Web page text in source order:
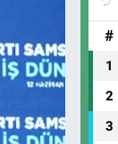
#
1
2
3